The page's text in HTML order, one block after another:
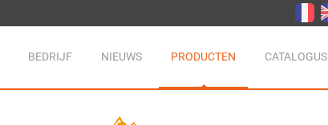
BEDRIJF NIEUWS PRODUCTEN CATALOGUS